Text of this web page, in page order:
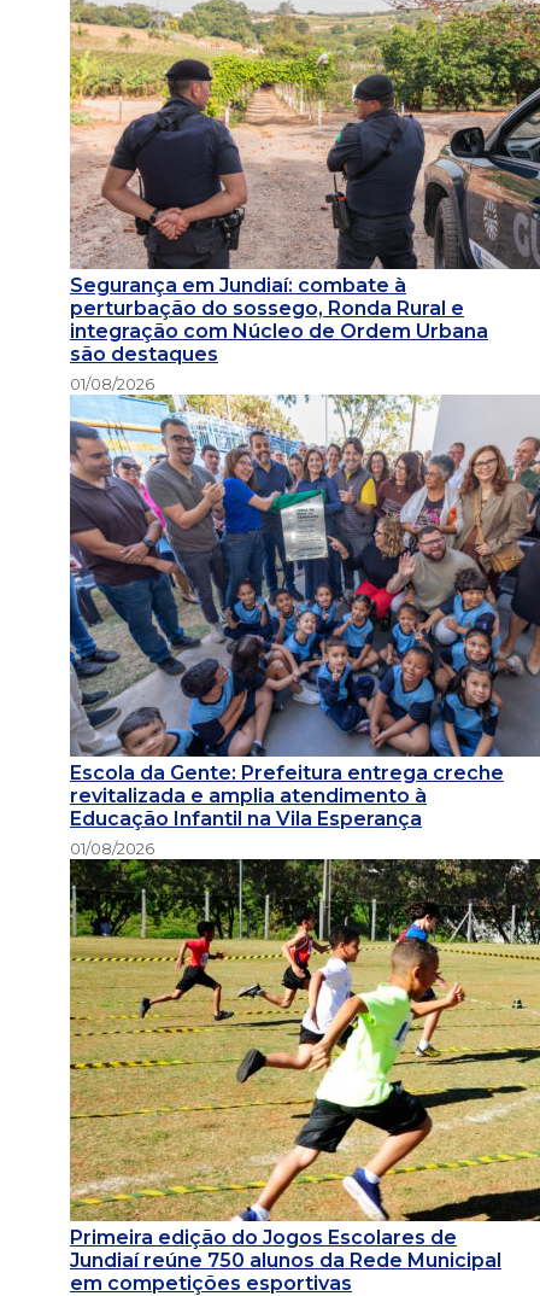
Segurança em Jundiaí: combate à
perturbação do sossego, Ronda Rural e
integração com Núcleo de Ordem Urbana
são destaques
01/08/2026
Escola da Gente: Prefeitura entrega creche
revitalizada e amplia atendimento à
Educação Infantil na Vila Esperança
01/08/2026
Primeira edição do Jogos Escolares de
Jundiaí reúne 750 alunos da Rede Municipal
em competições esportivas